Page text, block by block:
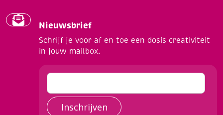
Nieuwsbrief
Schrijf je voor af en toe een dosis creativiteit
in jouw mailbox.
Inschrijven